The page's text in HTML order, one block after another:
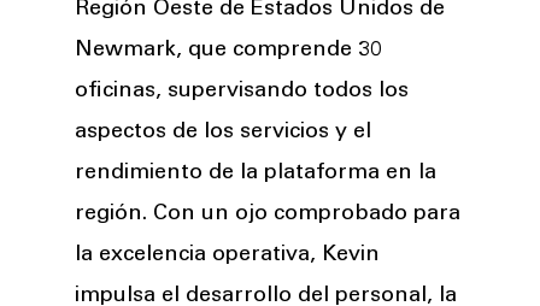
n
Región Oeste de Estados Unidos de
Newmark, que comprende 30
oficinas, supervisando todos los
aspectos de los servicios y el
rendimiento de la plataforma en la
región. Con un ojo comprobado para
la excelencia operativa, Kevin
impulsa el desarrollo del personal, la